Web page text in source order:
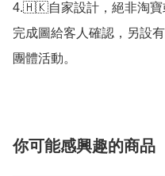
4.🇭🇰自家設計，絕非淘寶
完成圖給客人確認，另設
你可能感興趣的商品